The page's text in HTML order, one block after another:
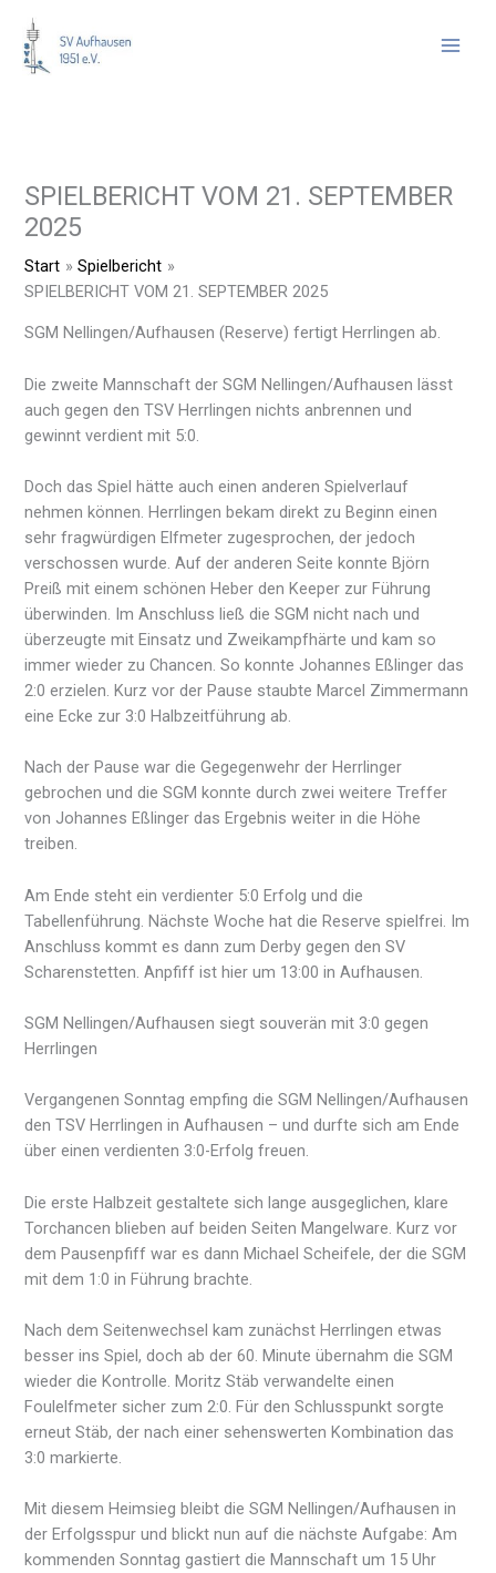
Inhalt
springen
SPIELBERICHT VOM 21. SEPTEMBER
2025
Start
Spielbericht
SPIELBERICHT VOM 21. SEPTEMBER 2025
SGM Nellingen/Aufhausen (Reserve) fertigt Herrlingen ab.
Die zweite Mannschaft der SGM Nellingen/Aufhausen lässt
auch gegen den TSV Herrlingen nichts anbrennen und
gewinnt verdient mit 5:0.
Doch das Spiel hätte auch einen anderen Spielverlauf
nehmen können. Herrlingen bekam direkt zu Beginn einen
sehr fragwürdigen Elfmeter zugesprochen, der jedoch
verschossen wurde. Auf der anderen Seite konnte Björn
Preiß mit einem schönen Heber den Keeper zur Führung
überwinden. Im Anschluss ließ die SGM nicht nach und
überzeugte mit Einsatz und Zweikampfhärte und kam so
immer wieder zu Chancen. So konnte Johannes Eßlinger das
2:0 erzielen. Kurz vor der Pause staubte Marcel Zimmermann
eine Ecke zur 3:0 Halbzeitführung ab.
Nach der Pause war die Gegegenwehr der Herrlinger
gebrochen und die SGM konnte durch zwei weitere Treffer
von Johannes Eßlinger das Ergebnis weiter in die Höhe
treiben.
Am Ende steht ein verdienter 5:0 Erfolg und die
Tabellenführung. Nächste Woche hat die Reserve spielfrei. Im
Anschluss kommt es dann zum Derby gegen den SV
Scharenstetten. Anpfiff ist hier um 13:00 in Aufhausen.
SGM Nellingen/Aufhausen siegt souverän mit 3:0 gegen
Herrlingen
Vergangenen Sonntag empfing die SGM Nellingen/Aufhausen
den TSV Herrlingen in Aufhausen – und durfte sich am Ende
über einen verdienten 3:0-Erfolg freuen.
Die erste Halbzeit gestaltete sich lange ausgeglichen, klare
Torchancen blieben auf beiden Seiten Mangelware. Kurz vor
dem Pausenpfiff war es dann Michael Scheifele, der die SGM
mit dem 1:0 in Führung brachte.
Nach dem Seitenwechsel kam zunächst Herrlingen etwas
besser ins Spiel, doch ab der 60. Minute übernahm die SGM
wieder die Kontrolle. Moritz Stäb verwandelte einen
Foulelfmeter sicher zum 2:0. Für den Schlusspunkt sorgte
erneut Stäb, der nach einer sehenswerten Kombination das
3:0 markierte.
Mit diesem Heimsieg bleibt die SGM Nellingen/Aufhausen in
der Erfolgsspur und blickt nun auf die nächste Aufgabe: Am
kommenden Sonntag gastiert die Mannschaft um 15 Uhr